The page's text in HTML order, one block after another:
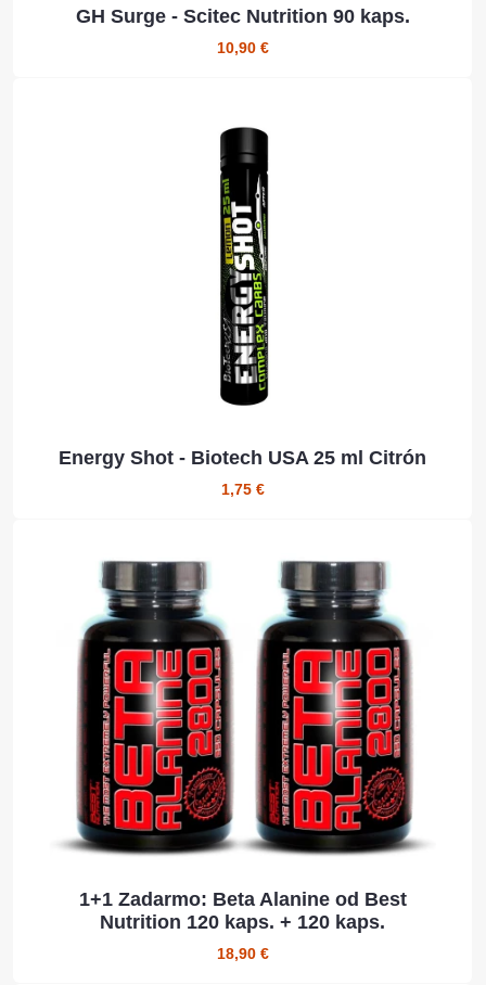
GH Surge - Scitec Nutrition 90 kaps.
10,90 €
Energy Shot - Biotech USA 25 ml Citrón
1,75 €
1+1 Zadarmo: Beta Alanine od Best
Nutrition 120 kaps. + 120 kaps.
18,90 €